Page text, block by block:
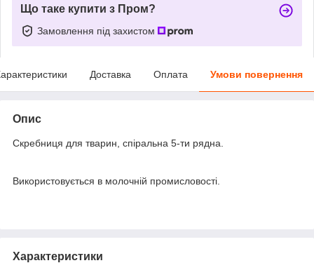
Що таке купити з Пром?
Замовлення під захистом
Доставка Оплата Умови повернення
Опис
Скребниця для тварин, спіральна 5-ти рядна.
Використовується в молочній промисловості.
Характеристики